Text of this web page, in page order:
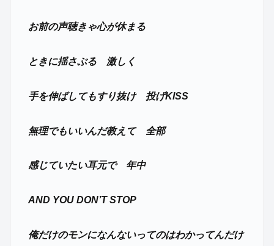
お前の声聴きゃ心が休まる
ときに揺さぶる 激しく
手を伸ばしてもすり抜け 投げKISS
無理でもいいんだ教えて 全部
感じていたい耳元で 年中
AND YOU DON’T STOP
俺だけのモンになんないってのはわかってんだけ